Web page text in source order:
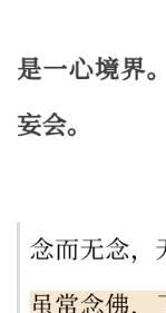
佛
人
院
礼